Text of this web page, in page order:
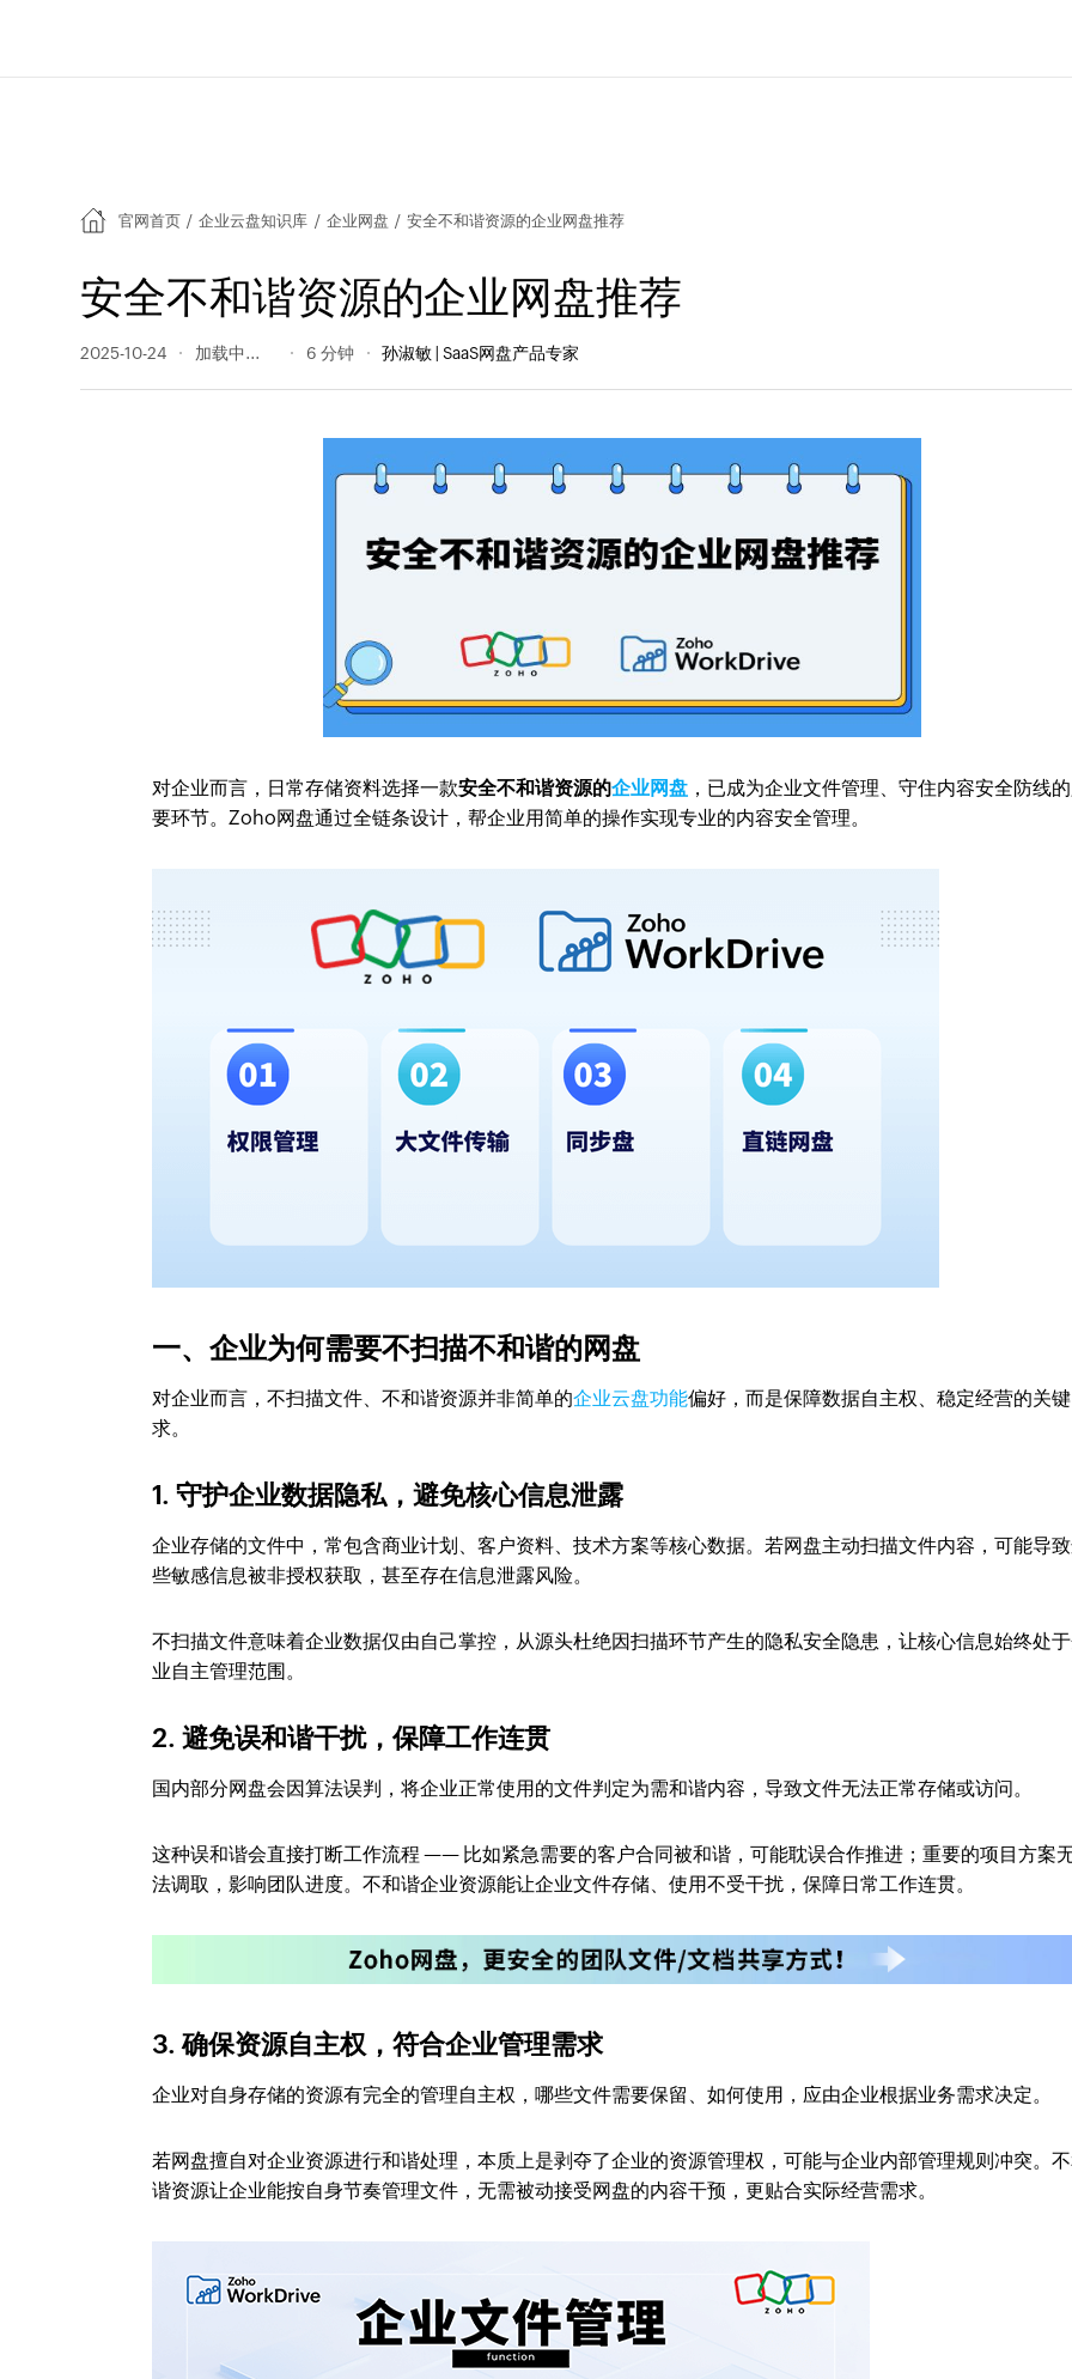
官网首页 / 企业云盘知识库 / 企业网盘 / 安全不和谐资源的企业网盘推荐
安全不和谐资源的企业网盘推荐
2025-10-24 597 阅读量 6 分钟 孙淑敏 | SaaS网盘产品专家
对企业而言，日常存储资料选择一款安全不和谐资源的企业网盘 ，已成为企业文件管理、守住内容安全防线
要环节。Zoho网盘通过全链条设计，帮企业用简单的操作实现专业的内容安全管理。
一、企业为何需要不扫描不和谐的网盘
对企业而言，不扫描文件、不和谐资源并非简单的企业云盘功能偏好，而是保障数据自主权、稳定经营的关
求。
1. 守护企业数据隐私，避免核心信息泄露
企业存储的文件中，常包含商业计划、客户资料、技术方案等核心数据。若网盘主动扫描文件内容，可能导
些敏感信息被非授权获取，甚至存在信息泄露风险。
不扫描文件意味着企业数据仅由自己掌控，从源头杜绝因扫描环节产生的隐私安全隐患，让核心信息始终处
业自主管理范围。
2. 避免误和谐干扰，保障工作连贯
国内部分网盘会因算法误判，将企业正常使用的文件判定为需和谐内容，导致文件无法正常存储或访问。
这种误和谐会直接打断工作流程 —— 比如紧急需要的客户合同被和谐，可能耽误合作推进；重要的项目方案
法调取，影响团队进度。不和谐企业资源能让企业文件存储、使用不受干扰，保障日常工作连贯。
3. 确保资源自主权，符合企业管理需求
企业对自身存储的资源有完全的管理自主权，哪些文件需要保留、如何使用，应由企业根据业务需求决定。
若网盘擅自对企业资源进行和谐处理，本质上是剥夺了企业的资源管理权，可能与企业内部管理规则冲突。
谐资源让企业能按自身节奏管理文件，无需被动接受网盘的内容干预，更贴合实际经营需求。